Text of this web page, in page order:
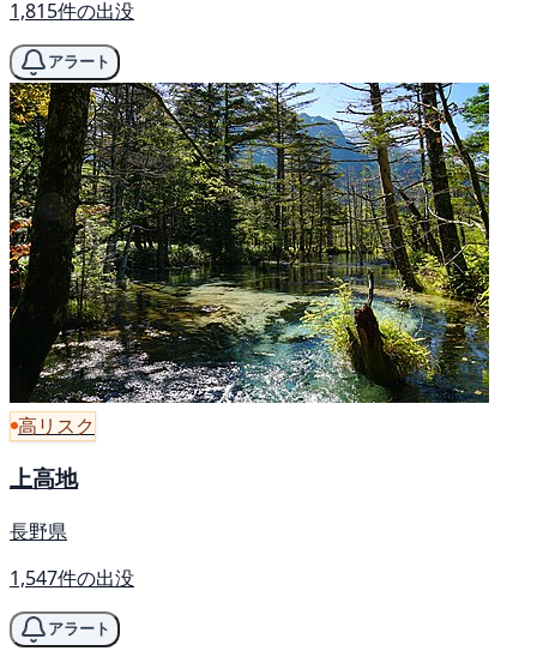
1,815件の出没
アラート
高リスク
上高地
長野県
1,547件の出没
アラート